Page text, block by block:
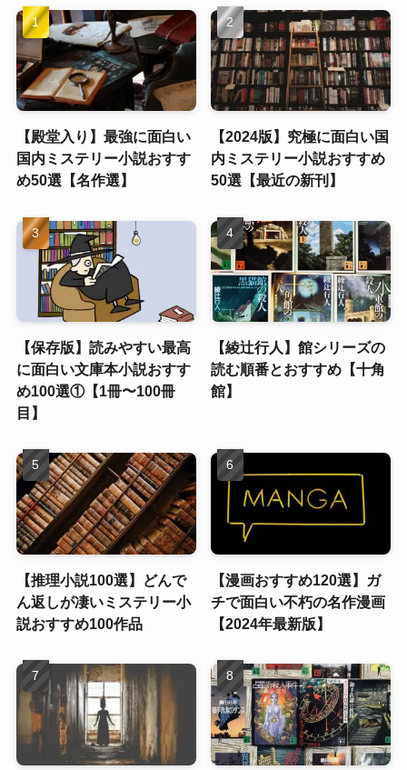
【殿堂入り】最強に面白い
国内ミステリー小説おすす
め50選【名作選】
【2024版】究極に面白い国
内ミステリー小説おすすめ
50選【最近の新刊】
【保存版】読みやすい最高
に面白い文庫本小説おすす
め100選①【1冊〜100冊
目】
【綾辻行人】館シリーズの
読む順番とおすすめ【十角
館】
【推理小説100選】どんで
ん返しが凄いミステリー小
説おすすめ100作品
【漫画おすすめ120選】ガ
チで面白い不朽の名作漫画
【2024年最新版】